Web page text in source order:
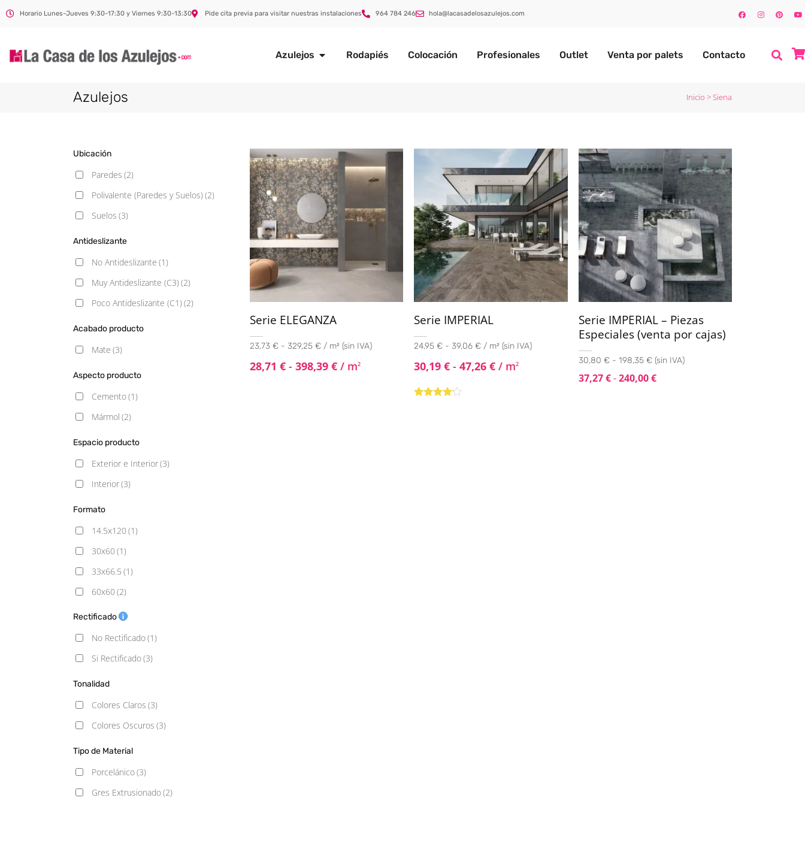
Horario Lunes-Jueves 9:30-17:30 y Viernes 9:30-13:30 Pide cita previa para visitar nuestras instalaciones 964 784 246 hola@lacasadelosazulejos.com
Azulejos Rodapiés Colocación Profesionales Outlet Venta por palets Contacto
Azulejos Inicio >Siena
Ubicación
Paredes (2)
Polivalente (Paredes y Suelos)(2)
Suelos (3)
Antideslizante
No Antideslizante (1)
Muy Antideslizante (C3)(2)
Poco Antideslizante (C1)(2)
Acabado producto
Mate (3)
Aspecto producto
Cemento(1)
Mármol (2)
Espacio producto
Exterior e Interior(3)
Interior(3)
Formato
14.5x120 (1)
30x60 (1)
33x66.5 (1)
60x60 (2)
60x120(2)
Rectificado
No Rectificado(1)
Si Rectificado(3)
Tonalidad
Colores Claros (3)
Colores Oscuros (3)
Tipo de Material
Porcelánico(3)
Gres Extrusionado(2)
Serie ELEGANZA
23,73 € - 329,25 € / m² (sin IVA)
28,71 € - 398,39 € / m2
Serie IMPERIAL
24,95 € - 39,06 € / m² (sin IVA)
30,19€ - 47,26€ / m2
Serie IMPERIAL – Piezas
Especiales (venta por cajas)
30,80 € - 198,35 € (sin IVA)
37,27€-240,00€